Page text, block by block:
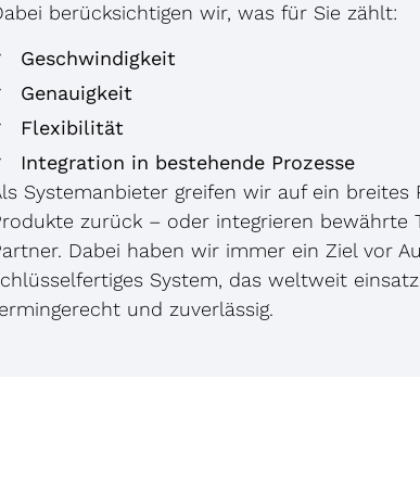
berücksichtigen wir, was für Sie zählt:
Geschwindigkeit
Genauigkeit
Flexibilität
Integration in bestehende Prozesse
Systemanbieter greifen wir auf ein breites
zurück – oder integrieren bewährte
Dabei haben wir immer ein Ziel vor
System, das weltweit
und zuverlässig.